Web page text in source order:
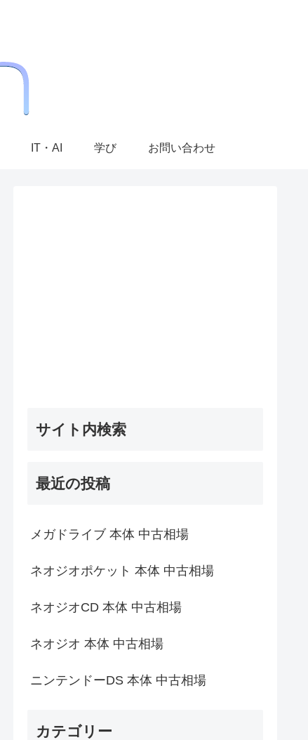
IT・AI 学び お問い合わせ
サイト内検索
最近の投稿
メガドライブ 本体 中古相場
ネオジオポケット 本体 中古相場
ネオジオCD 本体 中古相場
ネオジオ 本体 中古相場
ニンテンドーDS 本体 中古相場
カテゴリー